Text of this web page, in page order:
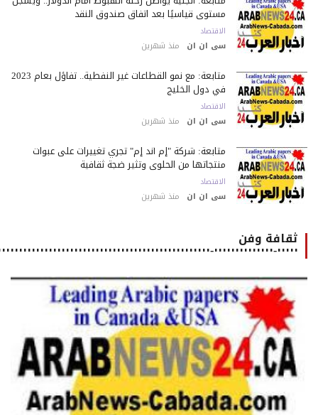
مستوى قياسيًا بعد اتفاق صندوق النقد
الاقتصاد
سى ان ان منذ شهرين
متابعة: مع نمو القطاعات غير النفطية.. تفاؤل بعام 2023
في دول الخليج
الاقتصاد
سى ان ان منذ شهرين
متابعة: شركة "إم أند إم" تجري تغييرات على عبوات
منتجاتها من الحلوى وتثير ضجة ثقافية
الاقتصاد
سى ان ان منذ شهرين
ثقافة وفن
٠٠٠٠٠-٠٠٠٠٠٠٠٠٠٠٠٠٠٠-٠٠٠٠٠٠٠٠٠٠٠٠٠٠٠٠٠٠٠٠٠٠٠٠٠٠٠٠٠٠٠٠٠٠٠٠٠٠٠٠٠٠٠٠٠٠٠٠٠٠٠٠٠